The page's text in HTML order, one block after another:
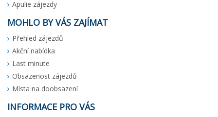
Apulie zájezdy
MOHLO BY VÁS ZAJÍMAT
Přehled zájezdů
Akční nabídka
Last minute
Obsazenost zájezdů
Místa na doobsazení
INFORMACE PRO VÁS